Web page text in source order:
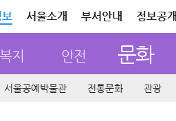
서울소개 부서안내 정보공개
복지 안전 문화
서울공예박물관 전통문화 관광